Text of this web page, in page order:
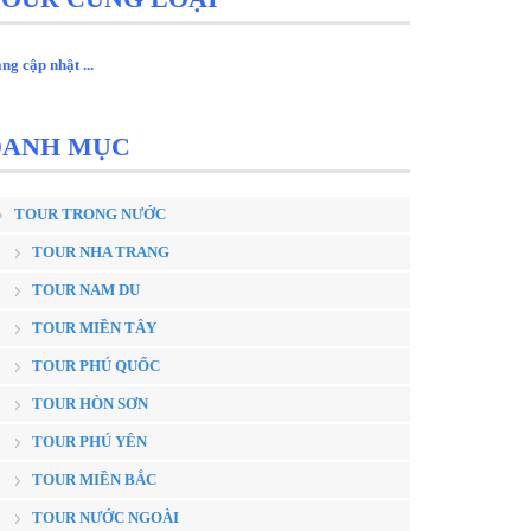
cập nhật ...
MỤC
TOUR TRONG NƯỚC
TOUR NHA TRANG
TOUR NAM DU
TOUR MIỀN TÂY
TOUR PHÚ QUỐC
TOUR HÒN SƠN
TOUR PHÚ YÊN
TOUR MIỀN BẮC
TOUR NƯỚC NGOÀI